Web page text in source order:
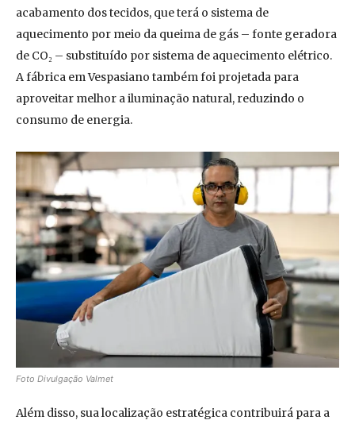
acabamento dos tecidos, que terá o sistema de
aquecimento por meio da queima de gás – fonte geradora
de CO₂ – substituído por sistema de aquecimento elétrico.
A fábrica em Vespasiano também foi projetada para
aproveitar melhor a iluminação natural, reduzindo o
consumo de energia.
Foto Divulgação Valmet
Além disso, sua localização estratégica contribuirá para a